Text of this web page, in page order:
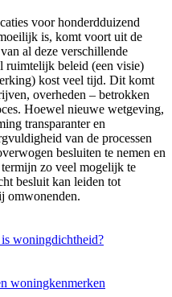
voor honderdduizend
is, komt voort uit de
al deze verschillende
ruimtelijk beleid (een visie)
kost veel tijd. Dit komt
overheden – betrokken
Hoewel nieuwe wetgeving,
transparanter en
van de processen
besluiten te nemen en
zo veel mogelijk te
besluit kan leiden tot
omwonenden.
woningdichtheid?
woningkenmerken